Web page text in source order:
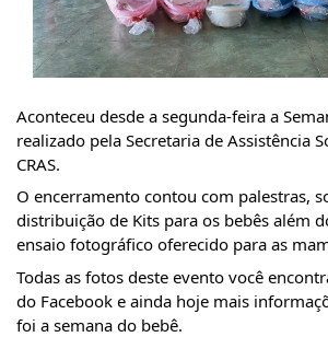
Aconteceu desde a segunda-feira a
realizado pela Secretaria de Assistência
CRAS.
O encerramento contou com palestras,
distribuição de Kits para os bebês além
ensaio fotográfico oferecido para as
Todas as fotos deste evento você
do Facebook e ainda hoje mais
foi a semana do bebê.